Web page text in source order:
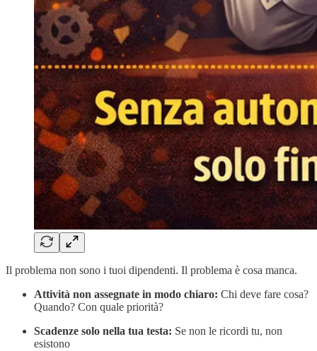
Il problema non sono i tuoi dipendenti. Il problema è cosa manca.
Attività non assegnate in modo chiaro: Chi deve fare cosa?
Quando? Con quale priorità?
Scadenze solo nella tua testa: Se non le ricordi tu, non
esistono